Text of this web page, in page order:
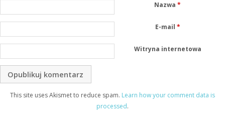
Nazwa*
E-mail *
Witryna internetowa
This site uses Akismet to reduce spam. Learn how your comment data is
processed.